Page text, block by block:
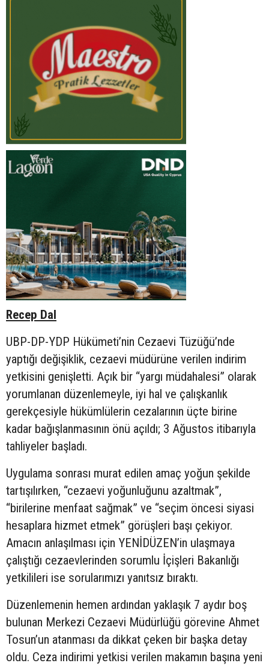
Recep Dal
UBP-DP-YDP Hükümeti’nin Cezaevi Tüzüğü’nde
yaptığı değişiklik, cezaevi müdürüne verilen indirim
yetkisini genişletti. Açık bir “yargı müdahalesi” olarak
yorumlanan düzenlemeyle, iyi hal ve çalışkanlık
gerekçesiyle hükümlülerin cezalarının üçte birine
kadar bağışlanmasının önü açıldı; 3 Ağustos itibarıyla
tahliyeler başladı.
Uygulama sonrası murat edilen amaç yoğun şekilde
tartışılırken, “cezaevi yoğunluğunu azaltmak”,
“birilerine menfaat sağmak” ve “seçim öncesi siyasi
hesaplara hizmet etmek” görüşleri başı çekiyor.
Amacın anlaşılması için YENİDÜZEN’in ulaşmaya
çalıştığı cezaevlerinden sorumlu İçişleri Bakanlığı
yetkilileri ise sorularımızı yanıtsız bıraktı.
Düzenlemenin hemen ardından yaklaşık 7 aydır boş
bulunan Merkezi Cezaevi Müdürlüğü görevine Ahmet
Tosun’un atanması da dikkat çeken bir başka detay
oldu. Ceza indirimi yetkisi verilen makamın başına yeni